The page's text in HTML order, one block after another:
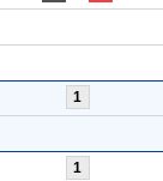
1
1